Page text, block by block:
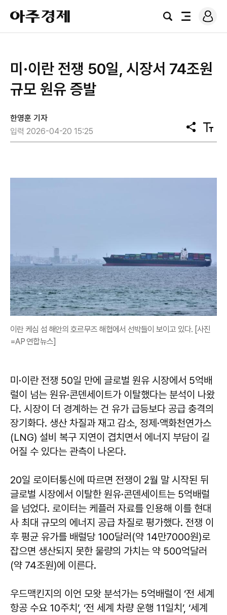
아
주
경
검
전
로
그
미·이란 전쟁 50일, 시장서 74조원
규모 원유 증발
한영훈 기자
입력 2026-04-20 15:25
공
유
텍
스
이란 케심 섬 해안의 호르무즈 해협에서 선박들이 보이고 있다. [사진
=AP 연합뉴스]
미·이란 전쟁 50일 만에 글로벌 원유 시장에서 5억배
럴이 넘는 원유·콘덴세이트가 이탈했다는 분석이 나왔
다. 시장이 더 경계하는 건 유가 급등보다 공급 충격의
장기화다. 생산 차질과 재고 감소, 정제·액화천연가스
(LNG) 설비 복구 지연이 겹치면서 에너지 부담이 길
어질 수 있다는 관측이 나온다.
20일 로이터통신에 따르면 전쟁이 2월 말 시작된 뒤
글로벌 시장에서 이탈한 원유·콘덴세이트는 5억배럴
을 넘었다. 로이터는 케플러 자료를 인용해 이를 현대
사 최대 규모의 에너지 공급 차질로 평가했다. 전쟁 이
후 평균 유가를 배럴당 100달러(약 14만7000원)로
잡으면 생산되지 못한 물량의 가치는 약 500억달러
(약 74조원)에 이른다.
우드맥킨지의 이언 모왓 분석가는 5억배럴이 ‘전 세계
항공 수요 10주치’, ‘전 세계 차량 운행 11일치’, ‘세계